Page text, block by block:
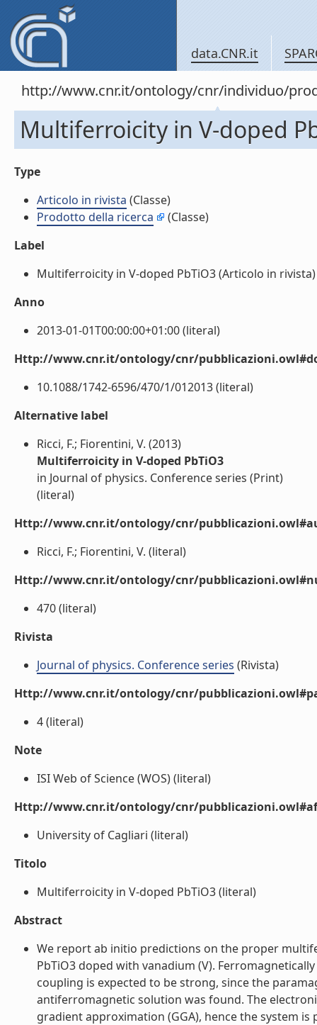
data.CNR.it
http://www.cnr.it/ontology/cnr/individuo/
Multiferroicity in V-doped
Type
Articolo in rivista (Classe)
Prodotto della ricerca
(Classe)
Label
Multiferroicity in V-doped PbTiO3 (Articolo in
Anno
2013-01-01T00:00:00+01:00 (literal)
Http://www.cnr.it/ontology/cnr/
10.1088/1742-6596/470/1/012013 (literal)
Alternative label
Ricci, F.; Fiorentini, V. (2013)
Multiferroicity in V-doped PbTiO3
in Journal of physics. Conference series (Print)
(literal)
Http://www.cnr.it/ontology/cnr/
Ricci, F.; Fiorentini, V. (literal)
Http://www.cnr.it/ontology/cnr/
470 (literal)
Rivista
Journal of physics. Conference series (Rivista)
Http://www.cnr.it/ontology/cnr/
4 (literal)
Note
ISI Web of Science (WOS) (literal)
Http://www.cnr.it/ontology/cnr/
University of Cagliari (literal)
Titolo
Multiferroicity in V-doped PbTiO3 (literal)
Abstract
We report ab initio predictions on the proper
PbTiO3 doped with vanadium (V).
coupling is expected to be strong, since the
antiferromagnetic solution was found. The
gradient approximation (GGA), hence the system